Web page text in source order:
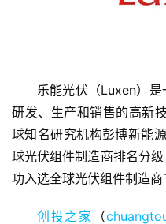
页
融
资
乐能光伏（Luxen）
研发、生产和销售的高新
球知名研究机构彭博新能
球光伏组件制造商排名分
功入选全球光伏组件制造商
创投之家 （